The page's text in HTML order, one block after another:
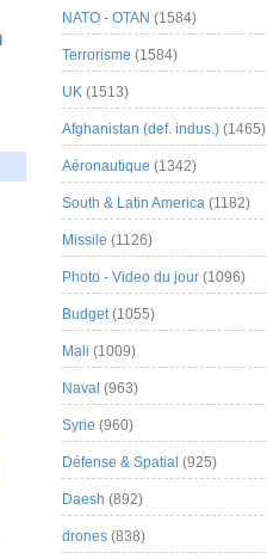
NATO - OTAN (1584)
Terrorisme (1584)
UK (1513)
Afghanistan (def. indus.) (1465)
Aéronautique (1342)
South & Latin America (1182)
Missile (1126)
Photo - Video du jour (1096)
Budget(1055)
Mali (1009)
Naval (963)
Syrie (960)
Défense & Spatial (925)
Daesh (892)
drones (838)